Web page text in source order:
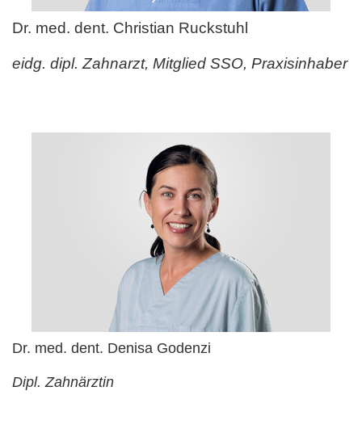
Dr. med. dent. Christian Ruckstuhl
eidg. dipl. Zahnarzt, Mitglied SSO, Praxisinhaber
Dr. med. dent. Denisa Godenzi
Dipl. Zahnärztin